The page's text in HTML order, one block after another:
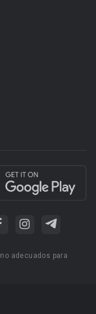
adecuados para